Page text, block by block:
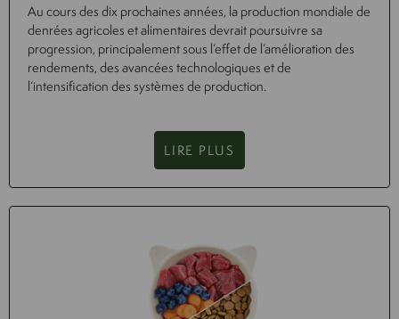
Au cours des dix prochaines années, la production mondiale de
denrées agricoles et alimentaires devrait poursuivre sa
progression, principalement sous l’effet de l’amélioration des
rendements, des avancées technologiques et de
l’intensification des systèmes de production.
LIRE PLUS